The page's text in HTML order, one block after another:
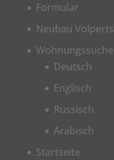
Formular
Neubau
Wohnungssuche
Deutsch
Englisch
Russisch
Arabisch
Startseite